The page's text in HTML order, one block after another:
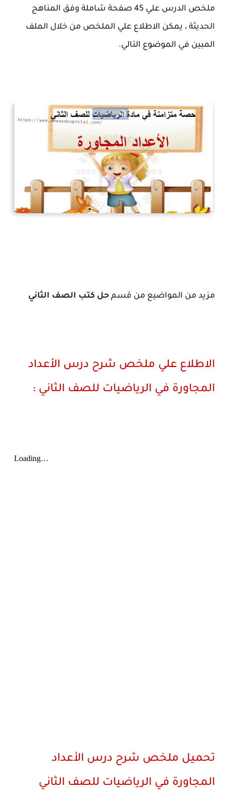
ملخص الدرس علي 45 صفحة شاملة وفق المناهج
الحديثة ، يمكن الاطلاع علي الملخص من خلال الملف
المبين في الموضوع التالي.
مزيد من المواضيع من قسم حل كتب الصف الثاني
الاطلاع علي ملخص شرح درس الأعداد
المجاورة في الرياضيات للصف الثاني :
تحميل ملخص شرح درس الأعداد
المجاورة في الرياضيات للصف الثاني